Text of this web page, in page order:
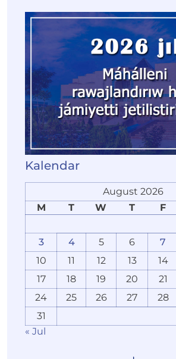
Kalendar
August 2026
M
T W T F
3
4 5 6 7
10
11 12 13 14
17
18 19 20 21
24
25 26 27 28
31
« Jul